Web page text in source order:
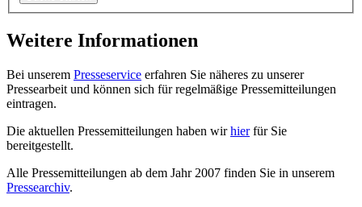
Weitere Informationen
Bei unserem Presseservice erfahren Sie näheres zu unserer
Pressearbeit und können sich für regelmäßige Pressemitteilungen
eintragen.
Die aktuellen Pressemitteilungen haben wirhierfür Sie
bereitgestellt.
Alle Pressemitteilungen ab dem Jahr 2007 finden Sie in unserem
Pressearchiv.